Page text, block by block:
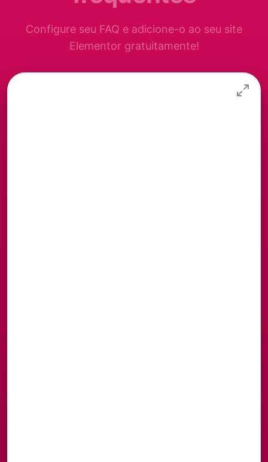
Configure seu FAQ e adicione-o ao seu site
Elementor gratuitamente!